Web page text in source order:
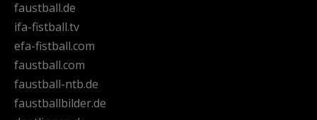
faustball.de
ifa-fistball.tv
efa-fistball.com
faustball.com
faustball-ntb.de
faustballbilder.de